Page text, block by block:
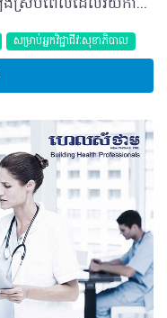
រោគសញ្ញានៃការញ័រដៃ អាចកើតមានឡើងស្របពេលដែលវ័យកាន់តែចាស់មិនមានមូលហេតុច្បាស់លាស់ ហើយអាចជាជំងឺមិនធ្ងន់ធ្ងរ។ យ៉ាងណាមិញ ក៏មានការបង្ហាញពីវត្តមាននៃជំងឺខ្សោយការចងចាំ ឬParkinson និងលក្ខខណ្ឌជំងឺកម្រដទៃទៀតនៅពីក្រោយអាការៈញ័រដៃនោះផងដែរ។ អ្វីគួរដឹង? - ក្នុងករណីភាគច្រើន ការញ័រដៃ អាចបង្កឡើងពីមូលហេតុមិនជាក់លាក់ និងហាក់លេចចេញឡើងនៅពេលអាយុកាន់តែច្រើនដែលអាចសម្គាល់បានក្នុងលក្ខខណ្ឌ៖ • ប្រវត្តិគ្រួសារ៖ ហ្សែនអាចចូលរួមចំណែកក្នុងកម្រិត ៥០% នៃរោគសញ្ញាញ័រដៃ ប្រសិនអ្នកមានសមាជិកគ្រួសារដែលធ្លាប់មានបញ្ហានេះពីមុនមក • កត្តាអាកប្បកិរិយា៖ នៅពេលរាងកាយកំពុងជំនះជាមួយភាពតឹងតែងអ្វីម៉្យាង ការញ័រដៃនឹងអាចលេចមានឡើង ដោយអាចសង្កេតតាមរយៈឲ្យអ្នកជំងឺកាន់កែវទឹក។ ក្នុងករណីនេះ អាការៈផ្សេងទៀតក៏អាចភ្ជាប់មកជាមួយផងដែរ ដោយចាប់ផ្តើមពីផ្នែកក្បាល ការប្រែប្រួលចលនា ឬសំឡេងញ័រជាដើម • អាការៈញ័រ អាចបាត់ទៅវិញរយៈពេល ២ ទៅ៣ម៉ោង បន្ទាប់ពីបានទទួលទានសារជាតិអាល់កុល។ - ក្នុងករណីរោគសញ្ញាទាក់ទងនឹងជំងឺខ្សោយការចងចាំ (Parkinson) អាការៈញ័រ អាចកើតឡើងមិនជាប់លាប់ ដោយចាប់ផ្តើមដំបូងចំពោះដៃម្ខាងនិងប្រែប្រួលដោយភ្ជាប់ជាមួយរោគសញ្ញាស្ពឹក និងកាយវិការយឺតដែលអាចជាសញ្ញាសម្រាប់ការធ្វើរោគវិនិច្ឆ័យដំណាក់កាលដំបូង។ - ករណីអាការៈញ័រដៃ ដែលមានភាពមិនប្រក្រតីបណ្តាលមកពីការប៉ះពាល់លើផ្នែកណាមួយនៃខួរក្បាល (ខួរតូច) អាចស្ដែងចេញ៖ • ការញ័រដៃ បង្កមកពីភាពមិនប្រក្រតីនៃមុខងារបញ្ជាចលនារបស់ខួរក្បាលដែលអាចសង្កេតឃើញដៃរបស់អ្នកជំងឺមានភាពញ័រនៅពេលកាន់កែវញ៉ាំទឹក • ភាគច្រើន ភាពប្រែប្រួលនេះអាចកើតមានឡើងក្រោយពីមានការប៉ះទង្គិចលលាដ៍ក្បាល និងមានដុំសាច់ក្នុងខួរក្បាលជាដើម។ អ្វីគួរធ្វើ? ការដោះស្រាយអាការៈញ័រដៃ អាចមានភាពប្រែប្រួលទៅតាមមូលហេតុនៃស្ថានភាពជំងឺតួយ៉ាង៖ - ចំពោះមូលហេតុមិនជាក់លាក់នៃអាការៈញ័រដៃអាចសម្រួលបានតាមការប្រើប្រាស់ឱសថពពួកបញ្ចុះសម្ពាធឈាម Bêtabloquants មានឈ្មោះដូចជា Propranolol (Avlocardyl) ឬ Nadolol (Cargard)។ យ៉ាងណាមិញ ការជ្រើសរើសឱសថណាមួយទាមទារការអនុញ្ញាតពីវេជ្ជបណ្ឌិតជំនាញ - ចំពោះអ្នកជំងឺខ្សោយការចងចាំ (Parkinson) ត្រូវព្យាបាលជាមួយឱសថ Levodopa និងភ្ជាប់ជាមួយក្រុមឱសថ Inhibiteur de la decarboxylase périphérique (Modapar, Sinemet)។ ត្រូវចាំថា រាល់ការធ្វើរោគវិនិច្ឆ័យនៃវិបត្តិខ្សោយការចងចាំត្រូវធ្វើឡើងជាមួយវេជ្ជបណ្ឌិត ឬវេជ្ជបណ្ឌិតឯកទេសផ្នែកប្រព័ន្ធសរសៃប្រសាទ - អាការៈញ័រដៃ បណ្តាលមកពីការខូចខាតសរីរាង្គខួរក្បាល ត្រូវប្រញាប់បញ្ជូនអ្នកជំងឺទៅព្យាបាលជាមួយវេជ្ជបណ្ឌិតឯកទេសផ្នែកប្រព័ន្ធសរសៃប្រសាទជាបន្ទាន់ - ចំពោះករណីខ្លះទៀត អាការៈញ័រក៏អាចបណ្តាលមកពីផលរំខាននៃឱសថព្យាបាលជំងឺក្រពេញទីរ៉ូអីុតដូចជា Dépakine, lithium, cyclosporine ជាដើម។ ដោយឡែក សម្រាប់រោគសញ្ញាដែលជាលទ្ធផលបានមកពីការទទួលទានសារជាតិអាល់កុលអាចនឹងមិនចាំបាច់ទទួលការពិគ្រោះនោះទេ - អាការៈញ័រដៃចំពោះកុមារ ឬក្មេងជំទង់ គួរចាប់អារម្មណ៍ទៅលើហានិភ័យនៃជំងឺបង្កឡើងពីហ្សែន (Maladie de Wilson) ដែលទាមទារការពិគ្រោះជំងឺជាចាំបាច់។ ប្រភពយោង៖ Le Vademecum de la Médication officinale អត្ថបទ៖ ដកស្រង់ចេញពីទស្សនាវដ្ដី ហេលស៍ថាម ប្រូ លេខ ៧៩ ©2019 រក្សាសិទ្ធិគ្រប់យ៉ាង​ដោយ Healthtime Corporation ចំពោះគ្រប់អត្ថបទដោយគ្មានផ្នែកណាមួយត្រូវបោះពុម្ពផ្សាយចូល ប្រព័ន្ធអុីនធឺណែតឧបករណ៍អេឡិចត្រូនិកអាត់ជាសំឡេងឬថតចំលងគ្រប់រូបភាពដោយគ្មានការអនុញ្ញាតឡើយ
សម្រាប់អ្នកវិជ្ជាជីវៈសុខាភិបាល